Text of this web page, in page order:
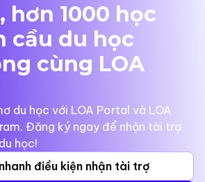
hơn 1000 học
cầu du học
cùng LOA
du học với LOA Portal và LOA
Đăng ký ngay để nhận tài trợ
học!
điều kiện nhận tài trợ